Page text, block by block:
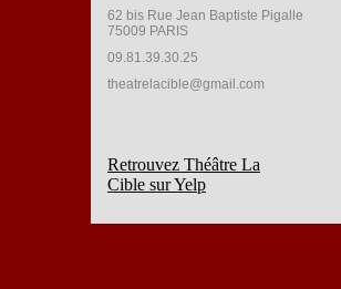
62 bis Rue Jean Baptiste Pigalle
75009 PARIS
09.81.39.30.25
theatrelacible@gmail.com
Retrouvez Théâtre La
Cible sur Yelp